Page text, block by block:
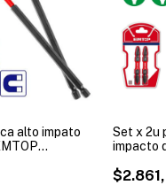
alto impato
Set x 2u
impacto